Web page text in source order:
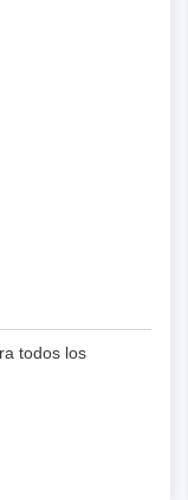
todos los